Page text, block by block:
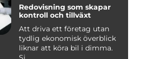
Redovisning som skapar
kontroll och tillväxt
Att driva ett företag utan
tydlig ekonomisk överblick
liknar att köra bil i dimma.